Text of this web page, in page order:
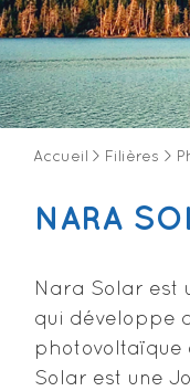
Accueil > Filières >
NARA
Nara Solar est
qui développe
photovoltaïque
Solar est une